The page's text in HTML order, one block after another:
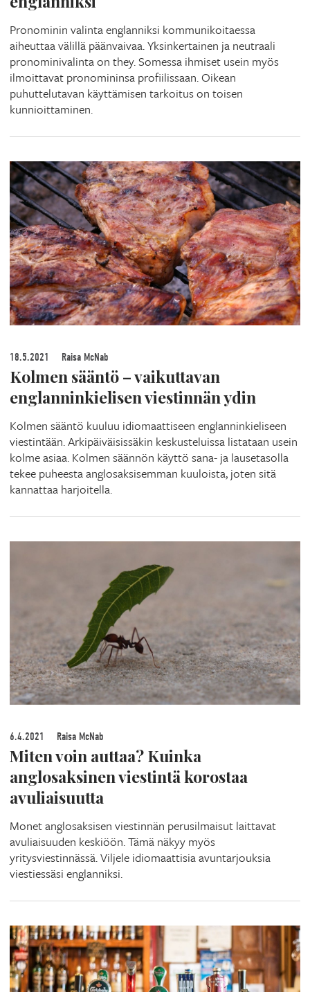
Pronominin valinta englanniksi kommunikoitaessa
aiheuttaa välillä päänvaivaa. Yksinkertainen ja neutraali
pronominivalinta on they. Somessa ihmiset usein myös
ilmoittavat pronomininsa profiilissaan. Oikean
puhuttelutavan käyttämisen tarkoitus on toisen
kunnioittaminen.
18.5.2021 Raisa McNab
Kolmen sääntö – vaikuttavan
englanninkielisen viestinnän ydin
Kolmen sääntö kuuluu idiomaattiseen englanninkieliseen
viestintään. Arkipäiväisissäkin keskusteluissa listataan usein
kolme asiaa. Kolmen säännön käyttö sana- ja lausetasolla
tekee puheesta anglosaksisemman kuuloista, joten sitä
kannattaa harjoitella.
6.4.2021 Raisa McNab
Miten voin auttaa? Kuinka
anglosaksinen viestintä korostaa
avuliaisuutta
Monet anglosaksisen viestinnän perusilmaisut laittavat
avuliaisuuden keskiöön. Tämä näkyy myös
yritysviestinnässä. Viljele idiomaattisia avuntarjouksia
viestiessäsi englanniksi.